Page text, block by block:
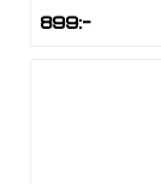
899:-